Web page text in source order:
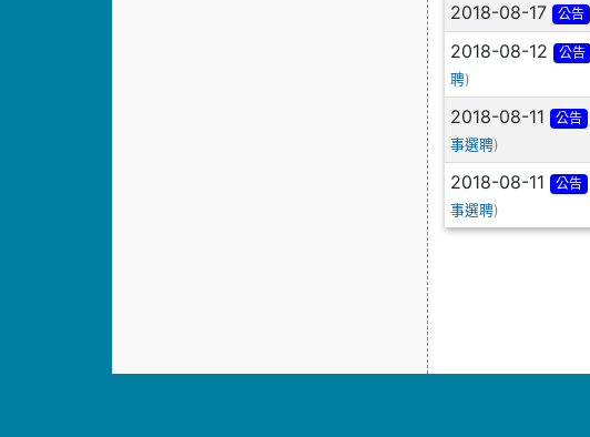
2018-08-17 公告
2018-08-12 公告
聘)
2018-08-11 公告
事選聘)
2018-08-11 公告
事選聘)